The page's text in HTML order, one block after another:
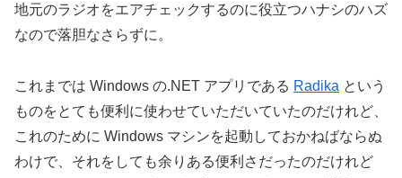
地元のラジオをエアチェックするのに役立つハナシのハズ
なので落胆なさらずに。
これまでは Windows の.NET アプリである Radika という
ものをとても便利に使わせていただいていたのだけれど、
これのために Windows マシンを起動しておかねばならぬ
わけで、それをしても余りある便利さだったのだけれど